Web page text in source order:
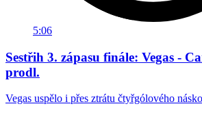
5:06
Sestřih 3. zápasu finále: Vegas -
prodl.
Vegas uspělo i přes ztrátu čtyřgólového